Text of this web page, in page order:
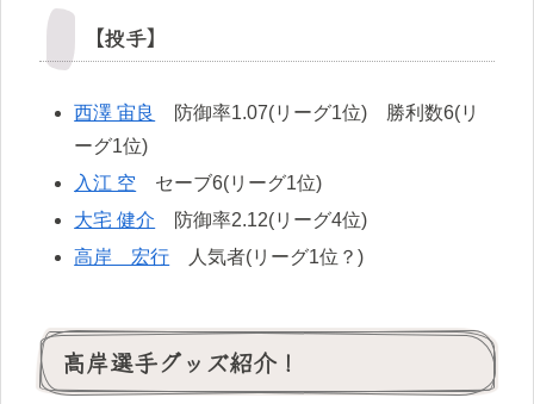
【投手】
西澤 宙良
防御率1.07(リーグ1位) 勝利数6(リ
ーグ1位)
入江 空 セーブ6(リーグ1位)
大宅 健介 防御率2.12(リーグ4位)
高岸 宏行 人気者(リーグ1位？)
高岸選手グッズ紹介！